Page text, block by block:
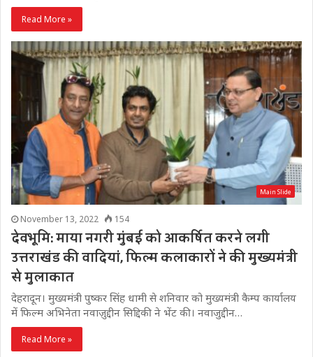
Read More »
Main Slide
November 13, 2022 154
देवभूमि: माया नगरी मुंबई को आकर्षित करने लगी
उत्तराखंड की वादियां, फिल्म कलाकारों ने की मुख्यमंत्री
से मुलाकात
देहरादून। मुख्यमंत्री पुष्कर सिंह धामी से शनिवार को मुख्यमंत्री कैम्प कार्यालय
में फिल्म अभिनेता नवाज़ुद्दीन सिद्दिकी ने भेंट की। नवाजुद्दीन…
Read More »